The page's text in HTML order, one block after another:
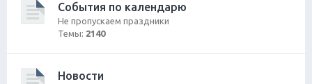
События по календарю
Не пропускаем праздники
Темы: 2140
Новости